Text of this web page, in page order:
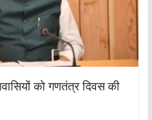
को गणतंत्र दिवस की